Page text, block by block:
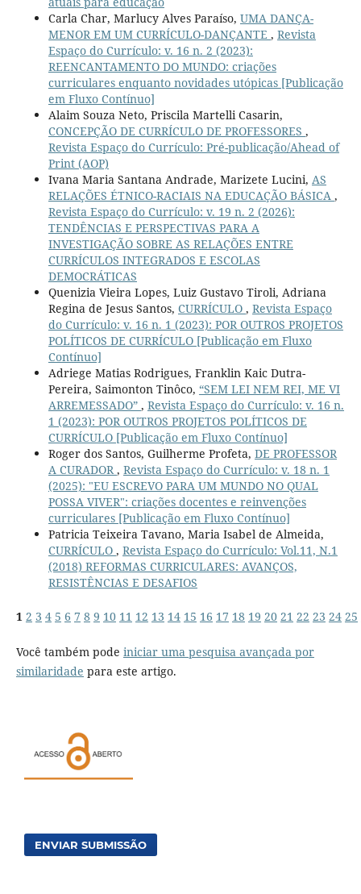
Carla Char, Marlucy Alves Paraíso, UMA DANÇA-
MENOR EM UM CURRÍCULO-DANÇANTE , Revista
Espaço do Currículo: v. 16 n. 2 (2023):
REENCANTAMENTO DO MUNDO: criações
curriculares enquanto novidades utópicas [Publicação
em Fluxo Contínuo]
Alaim Souza Neto, Priscila Martelli Casarin,
CONCEPÇÃO DE CURRÍCULO DE PROFESSORES ,
Revista Espaço do Currículo: Pré-publicação/Ahead of
Print (AOP)
Ivana Maria Santana Andrade, Marizete Lucini, AS
RELAÇÕES ÉTNICO-RACIAIS NA EDUCAÇÃO BÁSICA ,
Revista Espaço do Currículo: v. 19 n. 2 (2026):
TENDÊNCIAS E PERSPECTIVAS PARA A
INVESTIGAÇÃO SOBRE AS RELAÇÕES ENTRE
CURRÍCULOS INTEGRADOS E ESCOLAS
DEMOCRÁTICAS
Quenizia Vieira Lopes, Luiz Gustavo Tiroli, Adriana
Regina de Jesus Santos, CURRÍCULO , Revista Espaço
do Currículo: v. 16 n. 1 (2023): POR OUTROS PROJETOS
POLÍTICOS DE CURRÍCULO [Publicação em Fluxo
Contínuo]
Adriege Matias Rodrigues, Franklin Kaic Dutra-
Pereira, Saimonton Tinôco, “SEM LEI NEM REI, ME VI
ARREMESSADO” , Revista Espaço do Currículo: v. 16 n.
1 (2023): POR OUTROS PROJETOS POLÍTICOS DE
CURRÍCULO [Publicação em Fluxo Contínuo]
Roger dos Santos, Guilherme Profeta, DE PROFESSOR
A CURADOR , Revista Espaço do Currículo: v. 18 n. 1
(2025): "EU ESCREVO PARA UM MUNDO NO QUAL
POSSA VIVER": criações docentes e reinvenções
curriculares [Publicação em Fluxo Contínuo]
Patricia Teixeira Tavano, Maria Isabel de Almeida,
CURRÍCULO , Revista Espaço do Currículo: Vol.11, N.1
(2018) REFORMAS CURRICULARES: AVANÇOS,
RESISTÊNCIAS E DESAFIOS
1 2 3 4 5 6 7 8 9 10 11 12 13 14 15 16 17 18 19 20 21 22 23 24 25
Você também pode iniciar uma pesquisa avançada por
similaridade para este artigo.
ENVIAR SUBMISSÃO